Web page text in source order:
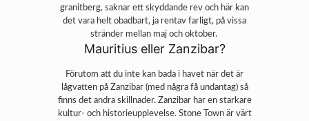
granitberg, saknar ett skyddande rev och här kan
det vara helt obadbart, ja rentav farligt, på vissa
stränder mellan maj och oktober.
Mauritius eller Zanzibar?
Förutom att du inte kan bada i havet när det är
lågvatten på Zanzibar (med några få undantag) så
finns det andra skillnader. Zanzibar har en starkare
kultur- och historieupplevelse. Stone Town är värt